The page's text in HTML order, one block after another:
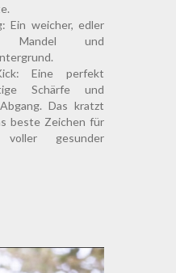
weicher, edler
Mandel und
Eine perfekt
Schärfe und
Das kratzt
beste Zeichen für
gesunder